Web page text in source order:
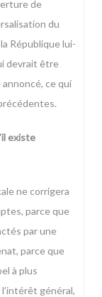
de
du
République lui-
devrait être
ce qui
existe
ne corrigera
parce que
par une
parce que
à plus
général,